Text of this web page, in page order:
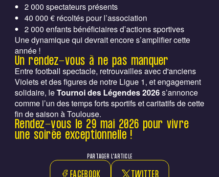
2 000 spectateurs présents
40 000 € récoltés pour l’association
2 000 enfants bénéficiaires d’actions sportives
Une dynamique qui devrait encore s’amplifier cette
année !
Un rendez-vous à ne pas manquer
Entre football spectacle, retrouvailles avec d'anciens
Violets et des figures de notre Ligue 1, et engagement
solidaire, leTournoi des Légendes 2026s’annonce
comme l’un des temps forts sportifs et caritatifs de cette
fin de saison à Toulouse.
Rendez-vous le 29 mai 2026 pour vivre
une soirée exceptionnelle !
PARTAGER L'ARTICLE